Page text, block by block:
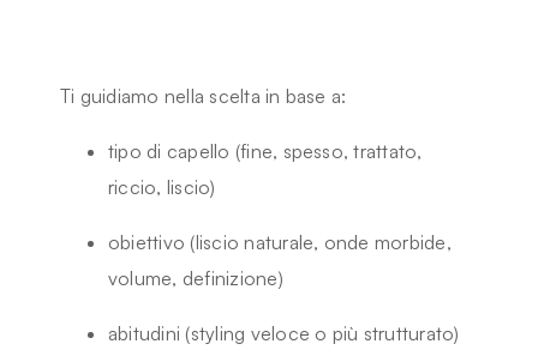
Ti guidiamo nella scelta in base a:
tipo di capello (fine, spesso, trattato,
riccio, liscio)
obiettivo (liscio naturale, onde morbide,
volume, definizione)
abitudini (styling veloce o più strutturato)